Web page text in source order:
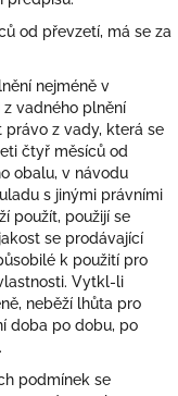
od převzetí, má se za
nejméně v
vadného plnění
z vady, která se
čtyř měsíců od
obalu, v návodu
s jinými právními
použít, použijí se
se prodávající
k použití pro
Vytkl-li
neběží lhůta pro
doba po dobu, po
podmínek se